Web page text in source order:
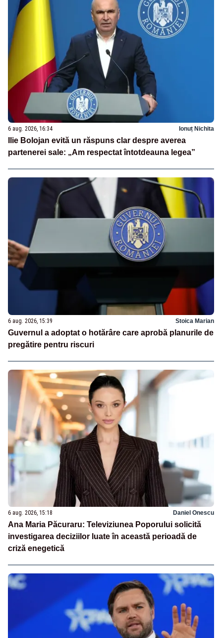
6 aug. 2026, 16:34 Ionuț Nichita
Ilie Bolojan evită un răspuns clar despre averea
partenerei sale: „Am respectat întotdeauna legea”
6 aug. 2026, 15:39 Stoica Marian
Guvernul a adoptat o hotărâre care aprobă planurile de
pregătire pentru riscuri
6 aug. 2026, 15:18 Daniel Onescu
Ana Maria Păcuraru: Televiziunea Poporului solicită
investigarea deciziilor luate în această perioadă de
criză enegetică